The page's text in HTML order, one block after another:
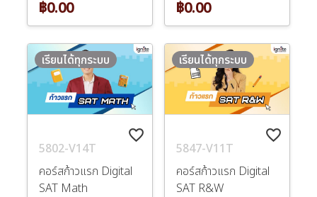
฿0.00 ฿0.00
favorite_border
5802-V14T
คอร์สก้าวแรก Digital
SAT Math
เรียนได้ทุกระบบ
favorite_border
5847-V11T
คอร์สก้าวแรก Digital
SAT R&W
เรียนได้ทุกระบบ